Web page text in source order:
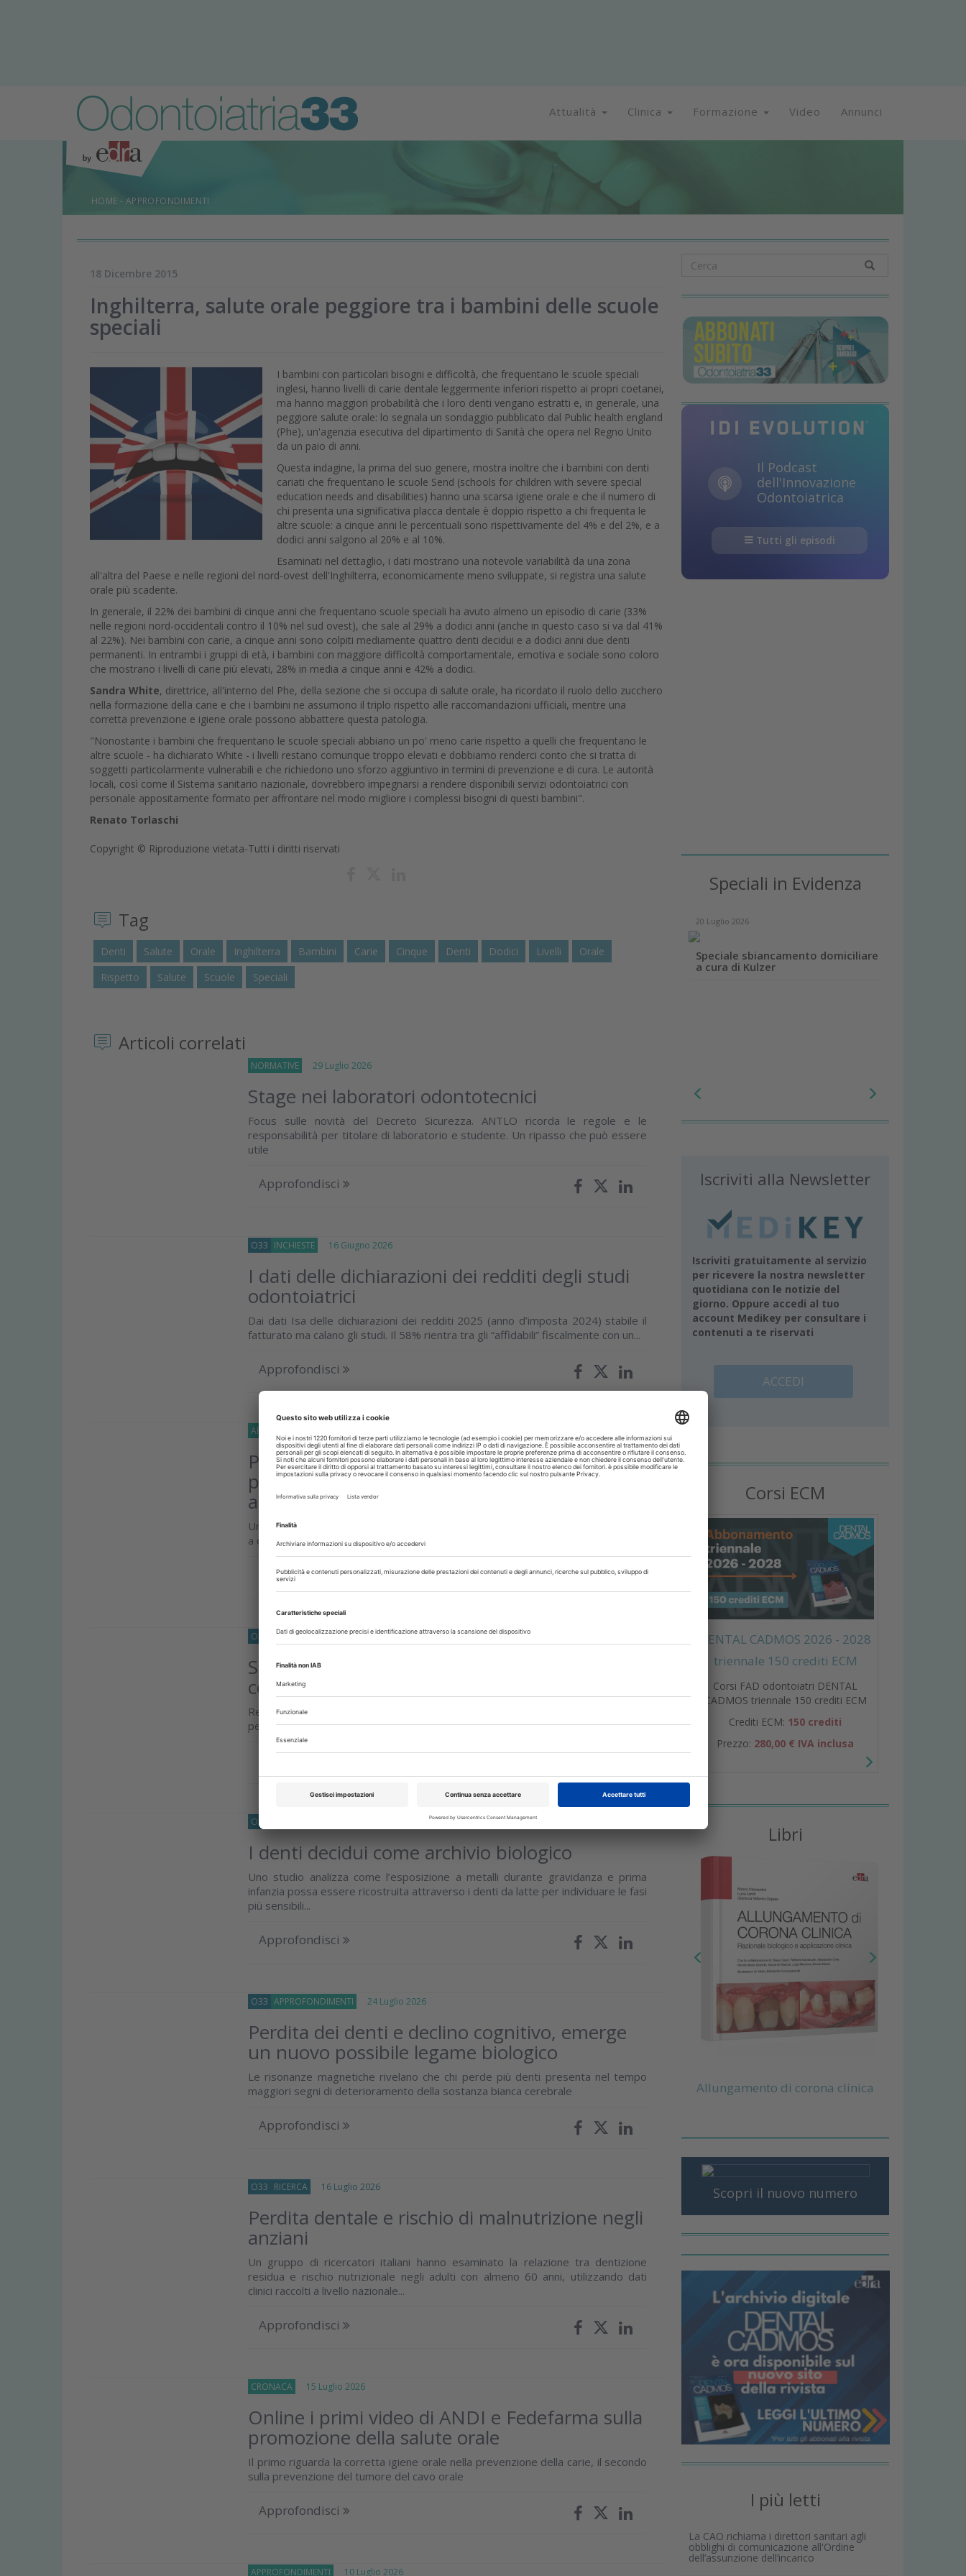
Attualità Clinica Formazione Video Annunci
HOME - APPROFONDIMENTI
18 Dicembre 2015
Inghilterra, salute orale peggiore tra i bambini delle scuole
speciali
I bambini con particolari bisogni e difficoltà, che frequentano le scuole speciali
inglesi, hanno livelli di carie dentale leggermente inferiori rispetto ai propri coetanei,
ma hanno maggiori probabilità che i loro denti vengano estratti e, in generale, una
peggiore salute orale: lo segnala un sondaggio pubblicato dal Public health england
(Phe), un'agenzia esecutiva del dipartimento di Sanità che opera nel Regno Unito
da un paio di anni.
Questa indagine, la prima del suo genere, mostra inoltre che i bambini con denti
cariati che frequentano le scuole Send (schools for children with severe special
education needs and disabilities) hanno una scarsa igiene orale e che il numero di
chi presenta una significativa placca dentale è doppio rispetto a chi frequenta le
altre scuole: a cinque anni le percentuali sono rispettivamente del 4% e del 2%, e a
dodici anni salgono al 20% e al 10%.
Esaminati nel dettaglio, i dati mostrano una notevole variabilità da una zona
all'altra del Paese e nelle regioni del nord-ovest dell'Inghilterra, economicamente meno sviluppate, si registra una salute
orale più scadente.
In generale, il 22% dei bambini di cinque anni che frequentano scuole speciali ha avuto almeno un episodio di carie (33%
nelle regioni nord-occidentali contro il 10% nel sud ovest), che sale al 29% a dodici anni (anche in questo caso si va dal 41%
al 22%). Nei bambini con carie, a cinque anni sono colpiti mediamente quattro denti decidui e a dodici anni due denti
permanenti. In entrambi i gruppi di età, i bambini con maggiore difficoltà comportamentale, emotiva e sociale sono coloro
che mostrano i livelli di carie più elevati, 28% in media a cinque anni e 42% a dodici.
Sandra White, direttrice, all'interno del Phe, della sezione che si occupa di salute orale, ha ricordato il ruolo dello zucchero
nella formazione della carie e che i bambini ne assumono il triplo rispetto alle raccomandazioni ufficiali, mentre una
corretta prevenzione e igiene orale possono abbattere questa patologia.
"Nonostante i bambini che frequentano le scuole speciali abbiano un po' meno carie rispetto a quelli che frequentano le
altre scuole - ha dichiarato White - i livelli restano comunque troppo elevati e dobbiamo renderci conto che si tratta di
soggetti particolarmente vulnerabili e che richiedono uno sforzo aggiuntivo in termini di prevenzione e di cura. Le autorità
locali, così come il Sistema sanitario nazionale, dovrebbero impegnarsi a rendere disponibili servizi odontoiatrici con
personale appositamente formato per affrontare nel modo migliore i complessi bisogni di questi bambini".
Renato Torlaschi
Copyright © Riproduzione vietata-Tutti i diritti riservati
Tag
Denti Salute Orale Inghilterra Bambini Carie Cinque Denti Dodici Livelli
Orale
Rispetto
Salute Scuole Speciali
Articoli correlati
NORMATIVE 29 Luglio 2026
Stage nei laboratori odontotecnici
Focus sulle novità del Decreto Sicurezza. ANTLO ricorda le regole e le
responsabilità per titolare di laboratorio e studente. Un ripasso che può essere
utile
Approfondisci
O33 INCHIESTE 16 Giugno 2026
I dati delle dichiarazioni dei redditi degli studi
odontoiatrici
Dai dati Isa delle dichiarazioni dei redditi 2025 (anno d’imposta 2024) stabile il
fatturato ma calano gli studi. Il 58% rientra tra gli “affidabili” fiscalmente con un...
Approfondisci
APPROFONDIMENTI
Parodontite e sostenibilità: quando la
prevenzione migliora non solo la salute ma
anche l’ambiente
Una ricerca ha valutato l’impatto ambientale della malattia parodontale invitando
a considerare la malattia e la cura da una nuova prospettiva clinica
Approfondisci
O33 IGIENE-E-PREVENZIONE 03 Giugno 2026
Sbiancamento dentale ottico: ruolo del blue
covarine nei dentifrici
Revisione e meta-analisi degli studi clinici sull’efficacia nella modifica della
percezione cromatica dentale e sulla sicurezza delle formulazioni
O33
I denti decidui come archivio biologico
Uno studio analizza come l’esposizione a metalli durante gravidanza e prima
infanzia possa essere ricostruita attraverso i denti da latte per individuare le fasi
più sensibili...
Approfondisci
O33 APPROFONDIMENTI 24 Luglio 2026
Perdita dei denti e declino cognitivo, emerge
un nuovo possibile legame biologico
Le risonanze magnetiche rivelano che chi perde più denti presenta nel tempo
maggiori segni di deterioramento della sostanza bianca cerebrale
Approfondisci
O33 RICERCA 16 Luglio 2026
Perdita dentale e rischio di malnutrizione negli
anziani
Un gruppo di ricercatori italiani hanno esaminato la relazione tra dentizione
residua e rischio nutrizionale negli adulti con almeno 60 anni, utilizzando dati
clinici raccolti a livello nazionale...
Approfondisci
CRONACA 15 Luglio 2026
Online i primi video di ANDI e Fedefarma sulla
promozione della salute orale
Il primo riguarda la corretta igiene orale nella prevenzione della carie, il secondo
sulla prevenzione del tumore del cavo orale
Approfondisci
APPROFONDIMENTI 10 Luglio 2026
Il Podcast
dell'Innovazione
Odontoiatrica
Tutti gli episodi
Speciali in Evidenza
20 Luglio 2026
Speciale sbiancamento domiciliare
a cura di Kulzer
Iscriviti alla Newsletter
Iscriviti gratuitamente al servizio
per ricevere la nostra newsletter
quotidiana con le notizie del
giorno. Oppure accedi al tuo
account Medikey per consultare i
contenuti a te riservati
ACCEDI
Corsi ECM
DENTAL CADMOS 2026 - 2028
triennale 150 crediti ECM
Corsi FAD odontoiatri DENTAL
CADMOS triennale 150 crediti ECM
Crediti ECM: 150 crediti
Prezzo: 280,00 € IVA inclusa
Libri
Allungamento di corona clinica
Scopri il nuovo numero
I più letti
La CAO richiama i direttori sanitari agli
obblighi di comunicazione all'Ordine
dell’assunzione dell’incarico